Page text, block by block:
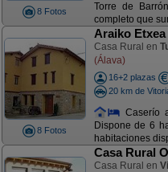
8 Fotos
Torre de
completo que
8 Fotos
Araiko Etxea
Casa Rural en
(Álava)
16+2 plazas
20 km de
Caserío
Dispone de 6
habitaciones
Casa Rural
Casa Rural en